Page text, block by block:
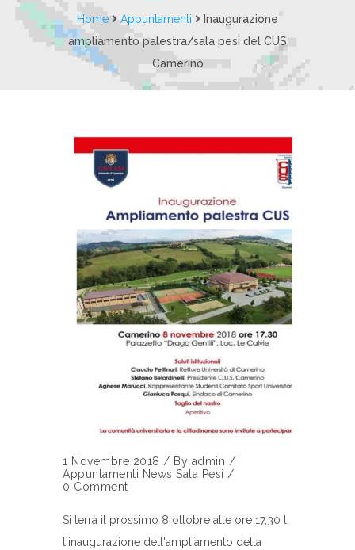
Home Appuntamenti
Inaugurazione
ampliamento palestra/sala pesi del CUS
Camerino
1 Novembre 2018 / By admin /
Appuntamenti News Sala Pesi /
0 Comment
Si terrà il prossimo 8 ottobre alle ore 17,30 l
l'inaugurazione dell'ampliamento della